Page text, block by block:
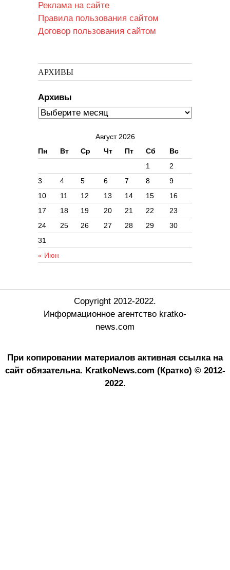
Реклама на сайте
Правила пользования сайтом
Договор пользования сайтом
АРХИВЫ
Архивы
Август 2026
Пн
Вт Ср Чт Пт Сб Вс
« Июн
1
2
3
4 5 6 7 8
9
10
11 12 13 14 15
16
17
18 19 20 21 22
23
24
25 26 27 28 29
30
31
Copyright 2012-2022.
Информационное агентство kratko-
news.com
При копировании материалов активная ссылка на
сайт обязательна. KratkoNews.com (Кратко) © 2012-
2022.